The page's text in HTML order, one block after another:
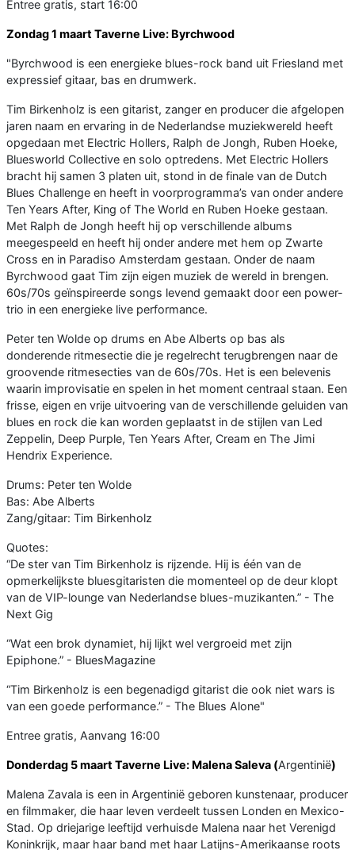
Entree gratis, start 16:00
Zondag 1 maart Taverne Live: Byrchwood
"Byrchwood is een energieke blues-rock band uit Friesland met
expressief gitaar, bas en drumwerk.
Tim Birkenholz is een gitarist, zanger en producer die afgelopen
jaren naam en ervaring in de Nederlandse muziekwereld heeft
opgedaan met Electric Hollers, Ralph de Jongh, Ruben Hoeke,
Bluesworld Collective en solo optredens. Met Electric Hollers
bracht hij samen 3 platen uit, stond in de finale van de Dutch
Blues Challenge en heeft in voorprogramma’s van onder andere
Ten Years After, King of The World en Ruben Hoeke gestaan.
Met Ralph de Jongh heeft hij op verschillende albums
meegespeeld en heeft hij onder andere met hem op Zwarte
Cross en in Paradiso Amsterdam gestaan. Onder de naam
Byrchwood gaat Tim zijn eigen muziek de wereld in brengen.
60s/70s geïnspireerde songs levend gemaakt door een power-
trio in een energieke live performance.
Peter ten Wolde op drums en Abe Alberts op bas als
donderende ritmesectie die je regelrecht terugbrengen naar de
groovende ritmesecties van de 60s/70s. Het is een belevenis
waarin improvisatie en spelen in het moment centraal staan. Een
frisse, eigen en vrije uitvoering van de verschillende geluiden van
blues en rock die kan worden geplaatst in de stijlen van Led
Zeppelin, Deep Purple, Ten Years After, Cream en The Jimi
Hendrix Experience.
Drums: Peter ten Wolde
Bas: Abe Alberts
Zang/gitaar: Tim Birkenholz
Quotes:
“De ster van Tim Birkenholz is rijzende. Hij is één van de
opmerkelijkste bluesgitaristen die momenteel op de deur klopt
van de VIP-lounge van Nederlandse blues-muzikanten.” - The
Next Gig
“Wat een brok dynamiet, hij lijkt wel vergroeid met zijn
Epiphone.” - BluesMagazine
“Tim Birkenholz is een begenadigd gitarist die ook niet wars is
van een goede performance.” - The Blues Alone"
Entree gratis, Aanvang 16:00
Donderdag 5 maart Taverne Live: Malena Saleva (Argentinië)
Malena Zavala is een in Argentinië geboren kunstenaar, producer
en filmmaker, die haar leven verdeelt tussen Londen en Mexico-
Stad. Op driejarige leeftijd verhuisde Malena naar het Verenigd
Koninkrijk, maar haar band met haar Latijns-Amerikaanse roots